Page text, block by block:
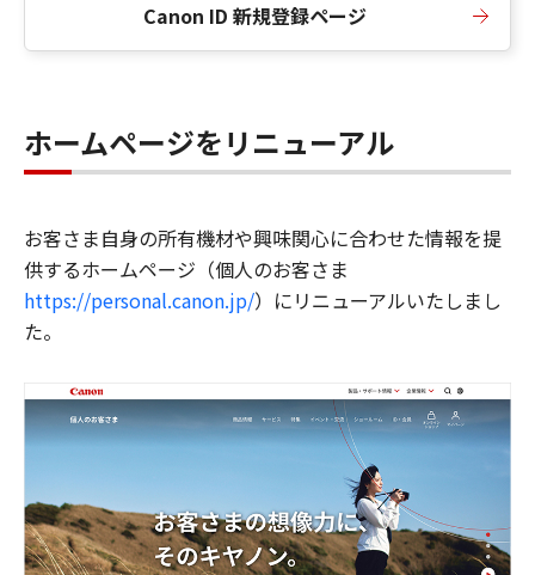
Canon ID 新規登録ページ
ホームページをリニューアル
お客さま自身の所有機材や興味関心に合わせた情報を提
供するホームページ（個人のお客さま
https://personal.canon.jp/）にリニューアルいたしまし
た。